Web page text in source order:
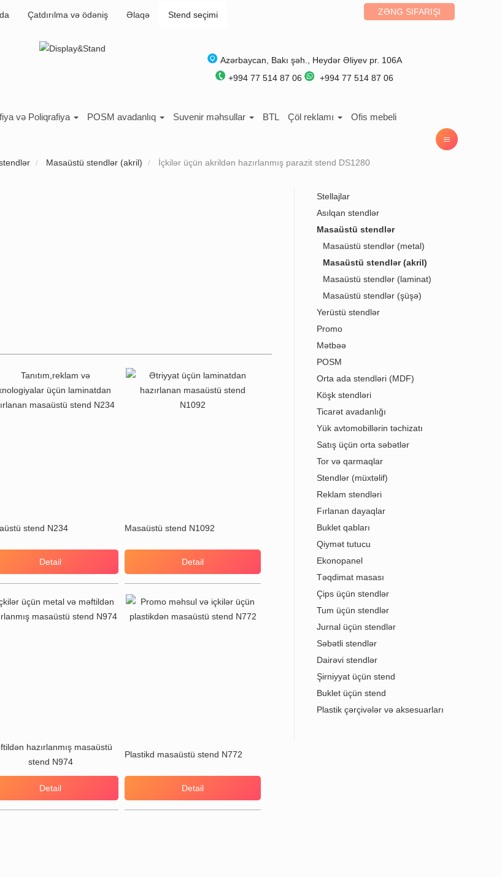
Çatdırılma və ödəniş Əlaqə Stend seçimi ZƏNG SIFARIŞI
Azərbaycan Bakı şəh., Heydər Əliyev pr. 106A
+994 77 514 87 06
+994 77 514 87 06
və Poliqrafiya POSM avadanlıq Suvenir məhsullar BTL Çöl reklamı Ofis mebeli
Masaüstü stendlər (akril) İçkilər üçün akrildən hazırlanmış parazit stend DS1280
stend N234
Detail
Masaüstü stend N1092
Detail
hazırlanmış masaüstü
stend N974
Detail
Plastikd masaüstü stend N772
Detail
Stellajlar
Asılqan stendlər
Masaüstü stendlər
Masaüstü stendlər (metal)
Masaüstü stendlər (akril)
Masaüstü stendlər (laminat)
Masaüstü stendlər (şüşə)
Yerüstü stendlər
Promo
Mətbəə
POSM
Orta ada stendləri (MDF)
Köşk stendləri
Ticarət avadanlığı
Yük avtomobillərin təchizatı
Satış üçün orta səbətlər
Tor və qarmaqlar
Stendlər (müxtəlif)
Reklam stendləri
Fırlanan dayaqlar
Buklet qabları
Qiymət tutucu
Ekonopanel
Təqdimat masası
Çips üçün stendlər
Tum üçün stendlər
Jurnal üçün stendlər
Səbətli stendlər
Dairəvi stendlər
Şirniyyat üçün stend
Buklet üçün stend
Plastik çərçivələr və aksesuarları